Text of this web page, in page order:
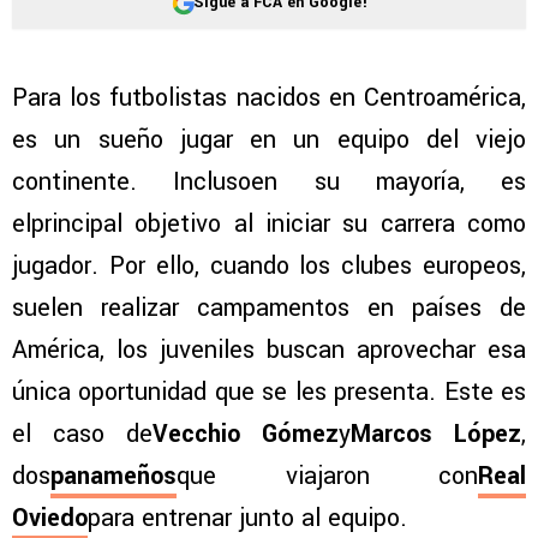
Para los futbolistas nacidos en Centroamérica,
es un sueño jugar en un equipo del viejo
continente. Inclusoen su mayoría, es
elprincipal objetivo al iniciar su carrera como
jugador. Por ello, cuando los clubes europeos,
suelen realizar campamentos en países de
América, los juveniles buscan aprovechar esa
única oportunidad que se les presenta. Este es
el caso deVecchio GómezyMarcos López,
dospanameñosque viajaron conReal
Oviedopara entrenar junto al equipo.